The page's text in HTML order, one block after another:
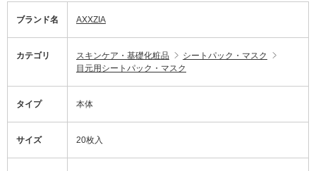
ブランド名 AXXZIA
カテゴリ スキンケア・基礎化粧品
シートパック・マスク
目元用シートパック・マスク
タイプ 本体
サイズ 20枚入